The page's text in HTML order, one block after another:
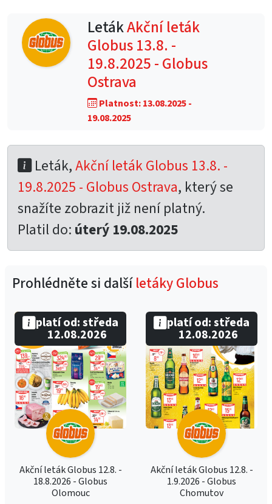
LetákAkční leták
Globus 13.8. -
19.8.2025 - Globus
Ostrava
Platnost: 13.08.2025 -
19.08.2025
Leták,Akční leták Globus 13.8. -
19.8.2025 - Globus Ostrava, který se
snažíte zobrazit již není platný.
Platil do: úterý 19.08.2025
Prohlédněte si dalšíletáky Globus
Akční leták Globus 12.8. -
18.8.2026 - Globus
Olomouc
platí od: středa
12.08.2026
Akční leták Globus 12.8. -
1.9.2026 - Globus
Chomutov
platí od: středa
12.08.2026